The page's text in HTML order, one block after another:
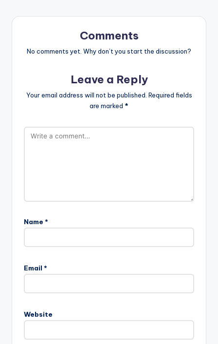
Comments
No comments yet. Why don’t you start the discussion?
Leave a Reply
Your email address will not be published. Required fields
are marked *
Name *
Email *
Website